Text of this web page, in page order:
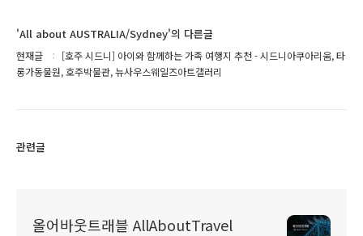
'All about AUSTRALIA/Sydney'의 다른글
현재글
[호주 시드니] 아이와 함께하는 가족 여행지 추천 - 시드니아쿠아리움, 타
롱가동물원, 호주박물관, 뉴사우스웨일즈아트갤러리
관련글
올어바웃트래블 AllAboutTravel